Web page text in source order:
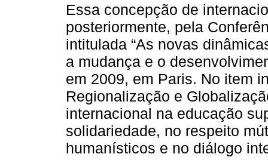
Essa concepção de
posteriormente, pela
intitulada “As novas
a mudança e o
em 2009, em Paris. No item
Regionalização e
internacional na educação
solidariedade, no respeito
humanísticos e no diálogo